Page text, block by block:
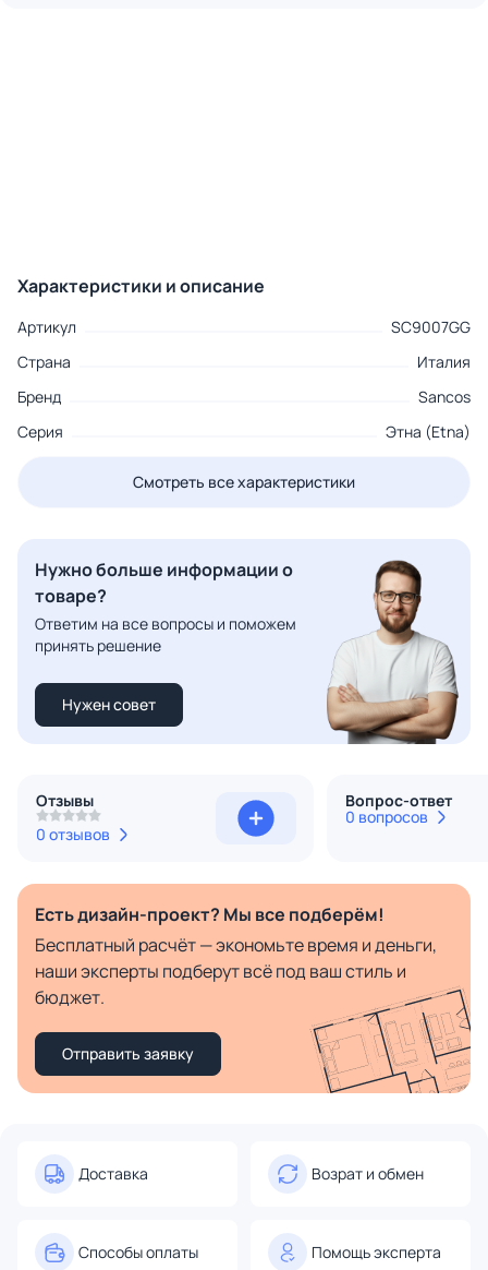
Характеристики и описание
Артикул
SC9007GG
Страна
Италия
Бренд
Sancos
Серия
Этна (Etna)
Смотреть все характеристики
Нужно больше информации о
товаре?
Ответим на все вопросы и поможем
принять решение
Нужен совет
Отзывы
0 отзывов
Вопрос-ответ
0 вопросов
Есть дизайн-проект? Мы все подберём!
Бесплатный расчёт — экономьте время и деньги,
наши эксперты подберут всё под ваш стиль и
бюджет.
Отправить заявку
Доставка Возрат и обмен
Способы оплаты Помощь эксперта